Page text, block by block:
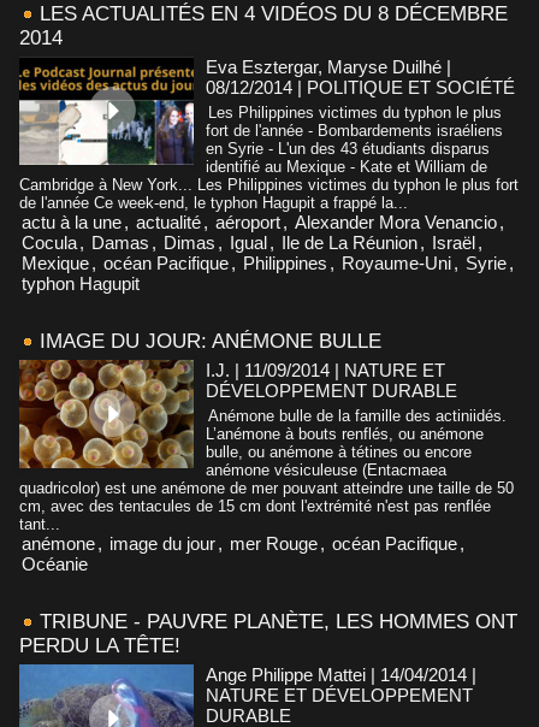
LES ACTUALITÉS EN 4 VIDÉOS DU 8 DÉCEMBRE
2014
Eva Esztergar, Maryse Duilhé |
08/12/2014 | POLITIQUE ET SOCIÉTÉ
Les Philippines victimes du typhon le plus
fort de l'année - Bombardements israéliens
en Syrie - L'un des 43 étudiants disparus
identifié au Mexique - Kate et William de
Cambridge à New York... Les Philippines victimes du typhon le plus fort
de l'année Ce week-end, le typhon Hagupit a frappé la...
actu à la une, actualité, aéroport, Alexander Mora Venancio,
Cocula, Damas , Dimas , Igual, Ile de La Réunion, Israël,
Mexique, océan Pacifique, Philippines , Royaume-Uni, Syrie,
typhon Hagupit
IMAGE DU JOUR: ANÉMONE BULLE
I.J. | 11/09/2014 | NATURE ET
DÉVELOPPEMENT DURABLE
Anémone bulle de la famille des actiniidés.
L’anémone à bouts renflés, ou anémone
bulle, ou anémone à tétines ou encore
anémone vésiculeuse (Entacmaea
quadricolor) est une anémone de mer pouvant atteindre une taille de 50
cm, avec des tentacules de 15 cm dont l'extrémité n'est pas renflée
tant...
anémone, image du jour, mer Rouge, océan Pacifique,
Océanie
TRIBUNE - PAUVRE PLANÈTE, LES HOMMES ONT
PERDU LA TÊTE!
Ange Philippe Mattei | 14/04/2014 |
NATURE ET DÉVELOPPEMENT
DURABLE